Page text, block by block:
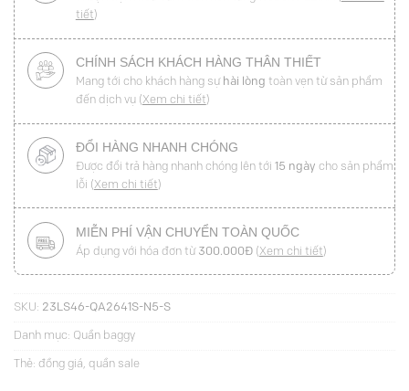
tiết)
CHÍNH SÁCH KHÁCH HÀNG THÂN THIẾT
Mang tới cho khách hàng sự hài lòng toàn vẹn từ sản phẩm
đến dịch vụ (Xem chi tiết)
ĐỔI HÀNG NHANH CHÓNG
Được đổi trả hàng nhanh chóng lên tới 15 ngày cho sản phẩm
lỗi (Xem chi tiết)
MIỄN PHÍ VẬN CHUYỂN TOÀN QUỐC
Áp dụng với hóa đơn từ 300.000Đ(Xem chi tiết)
SKU: 23LS46-QA2641S-N5-S
Danh mục: Quần baggy
Thẻ: đồng giá, quần sale